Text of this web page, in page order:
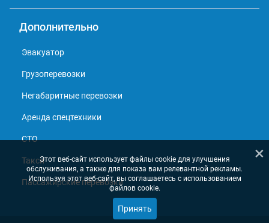
Дополнительно
Эвакуатор
Грузоперевозки
Негабаритные перевозки
Аренда спецтехники
СТО
Такси
Пассажирские перевозки
×
Этот веб-сайт использует файлы cookie для улучшения
обслуживания, а также для показа вам релевантной рекламы.
Используя этот веб-сайт, вы соглашаетесь с использованием
файлов cookie.
Принять